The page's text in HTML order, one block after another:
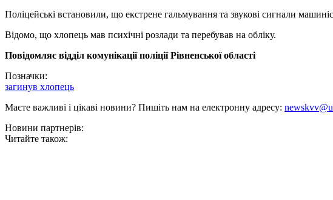
Поліцейські встановили, що екстрене гальмування та звукові сигнали
Відомо, що хлопець мав психічні розлади та перебував на обліку.
Повідомляє відділ комунікації поліції Рівненської області
Позначки:
загинув хлопець
Маєте важливі і цікаві новини? Пишіть нам на електронну адресу:
Новини партнерів:
Читайте також: